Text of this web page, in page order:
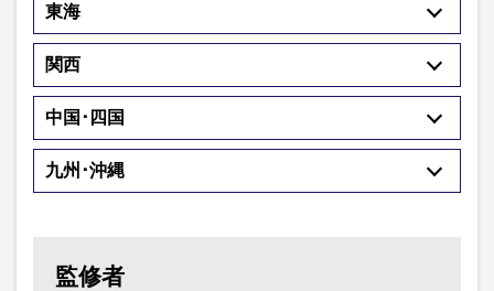
東海
関西
中国･四国
九州･沖縄
監修者